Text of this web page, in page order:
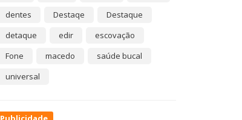
dentes
Destaqe
Destaque
detaque
edir
escovação
Fone
macedo
saúde bucal
universal